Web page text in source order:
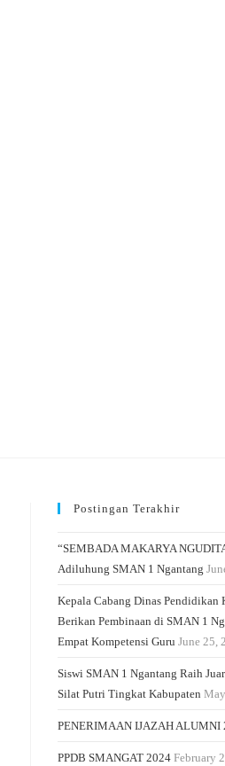
Postingan Terakhir
“SEMBADA MAKARYA
Adiluhung SMAN 1 Ngantang
Kepala Cabang Dinas Pendidikan
Berikan Pembinaan di SMAN 1
Empat Kompetensi Guru June 25,
Siswi SMAN 1 Ngantang Raih
Silat Putri Tingkat Kabupaten
PENERIMAAN IJAZAH ALUMNI
PPDB SMANGAT 2024 February